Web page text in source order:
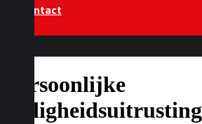
Contact
Persoonlijke
veiligheidsuitrusting